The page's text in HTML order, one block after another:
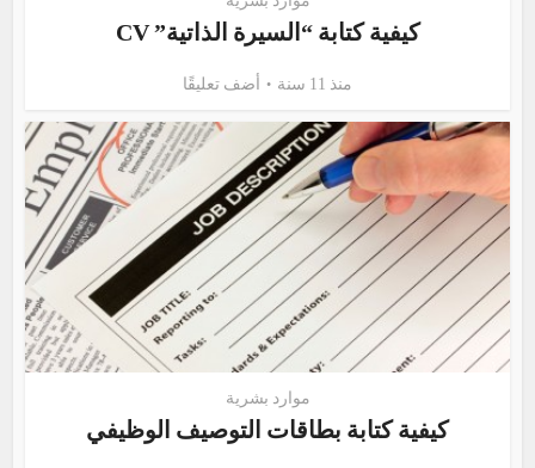
كيفية كتابة “السيرة الذاتية” CV
منذ 11 سنة أضف تعليقًا
موارد بشرية
كيفية كتابة بطاقات التوصيف الوظيفي